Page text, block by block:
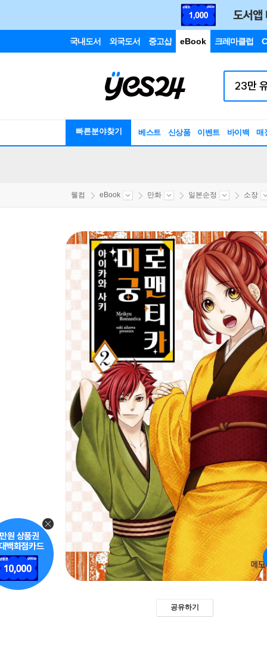
국내도서 외국도서 중고샵 eBook 크레마클럽
빠른분야찾기 베스트 신상품 이벤트 바이백 매
웰컴 eBook 만화 일본순정 소장
공유하기